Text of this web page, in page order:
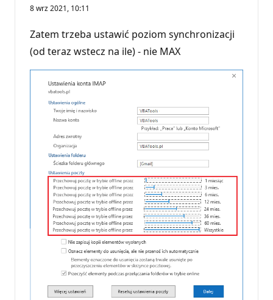
n
t
y
r
e
t
c
j
i
8 wrz 2021, 10:11
Zatem trzeba ustawić poziom synchronizacji
(od teraz wstecz na ile) - nie MAX